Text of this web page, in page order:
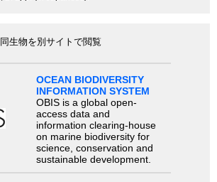
同生物を別サイトで閲覧
OCEAN BIODIVERSITY
INFORMATION SYSTEM
OBIS is a global open-
access data and
information clearing-house
on marine biodiversity for
science, conservation and
sustainable development.